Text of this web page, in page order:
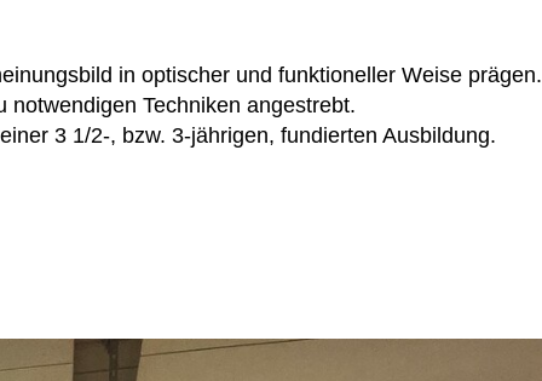
in optischer und funktioneller Weise prägen.
Techniken angestrebt.
3 1/2-, bzw. 3-jährigen, fundierten Ausbildung.